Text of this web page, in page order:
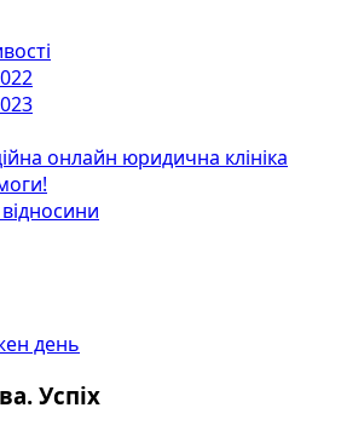
онлайн юридична клініка
день
Успіх